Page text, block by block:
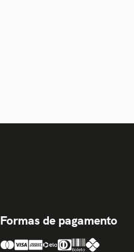
Formas de pagamento